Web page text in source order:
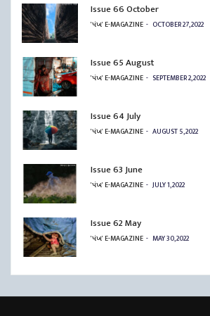
Issue 66 October
'પંખ' E-MAGAZINE OCTOBER 27, 2022
Issue 65 August
'પંખ' E-MAGAZINE SEPTEMBER 2, 2022
Issue 64 July
'પંખ' E-MAGAZINE AUGUST 5, 2022
Issue 63 June
'પંખ' E-MAGAZINE JULY 1, 2022
Issue 62 May
'પંખ' E-MAGAZINE MAY 30, 2022